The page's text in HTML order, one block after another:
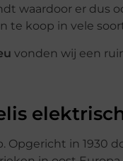
waardoor er dus
te koop in vele
vonden wij een
Opgericht in 1930